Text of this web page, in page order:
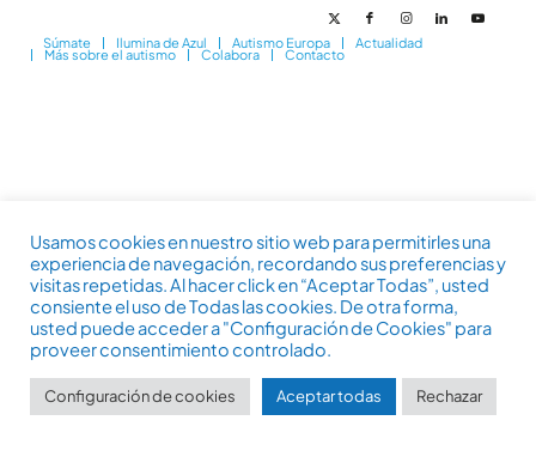
Súmate Ilumina de Azul Autismo Europa Actualidad
Más sobre el autismo Colabora Contacto
Usamos cookies en nuestro sitio web para permitirles una
experiencia de navegación, recordando sus preferencias y
visitas repetidas. Al hacer click en “Aceptar Todas”, usted
consiente el uso de Todas las cookies. De otra forma,
usted puede acceder a "Configuración de Cookies" para
proveer consentimiento controlado.
Configuración de cookies Aceptar todas Rechazar